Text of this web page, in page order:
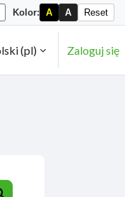
Kolor: A A Reset
‎(pl)‎
Zaloguj się
kursy